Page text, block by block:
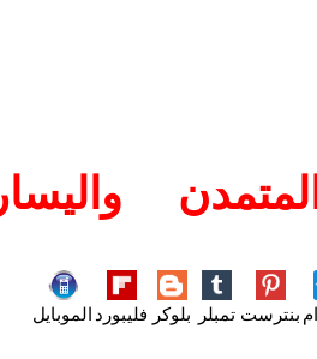
واليسار
بنترست تمبلر بلوكر فليبورد الموبايل